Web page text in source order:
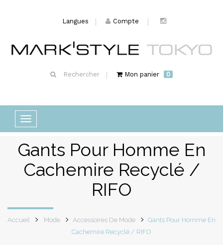
Langues Compte
Rechercher Mon panier 0
Basculer
la
navigation
Gants Pour Homme En
Cachemire Recyclé /
RIFO
Accueil Mode Accessoires De Mode
Gants Pour Homme En
Cachemire Recyclé / RIFO